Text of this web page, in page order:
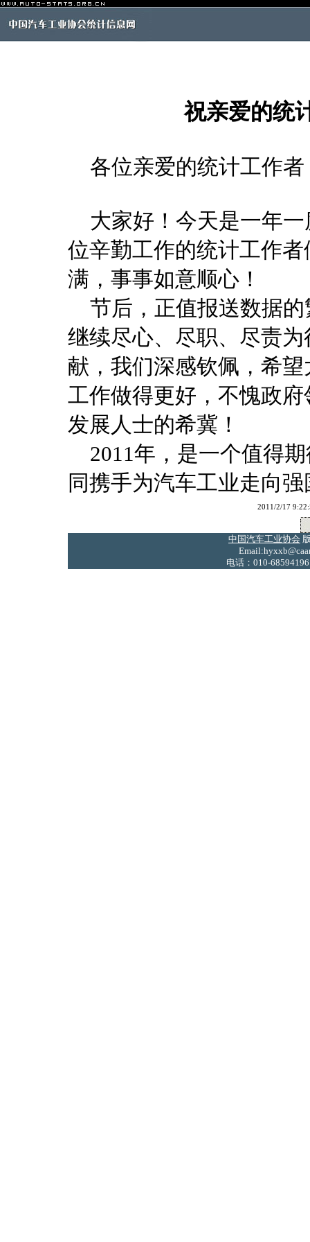
祝亲爱的统
各位亲爱的统计工作者
大家好！今天是一年一
位辛勤工作的统计工作
满，事事如意顺心！
节后，正值报送数据的
继续尽心、尽职、尽责
献，我们深感钦佩，希
工作做得更好，不愧政
发展人士的希冀！
2011年，是一个值得
同携手为汽车工业走向
2011/2/17
中国汽车工业协会
电话：010-